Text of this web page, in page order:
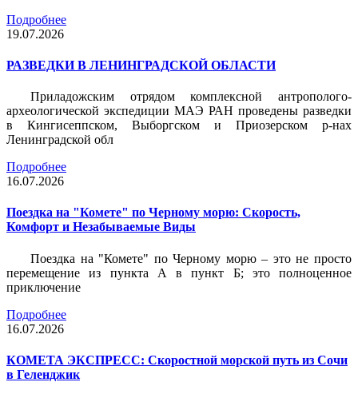
Подробнее
19.07.2026
РАЗВЕДКИ В ЛЕНИНГРАДСКОЙ ОБЛАСТИ
Приладожским отрядом комплексной антрополого-
археологической экспедиции МАЭ РАН проведены разведки
в Кингисеппском, Выборгском и Приозерском р-нах
Ленинградской обл
Подробнее
16.07.2026
Поездка на "Комете" по Черному морю: Скорость,
Комфорт и Незабываемые Виды
Поездка на "Комете" по Черному морю – это не просто
перемещение из пункта А в пункт Б; это полноценное
приключение
Подробнее
16.07.2026
КОМЕТА ЭКСПРЕСС: Скоростной морской путь из Сочи
в Геленджик